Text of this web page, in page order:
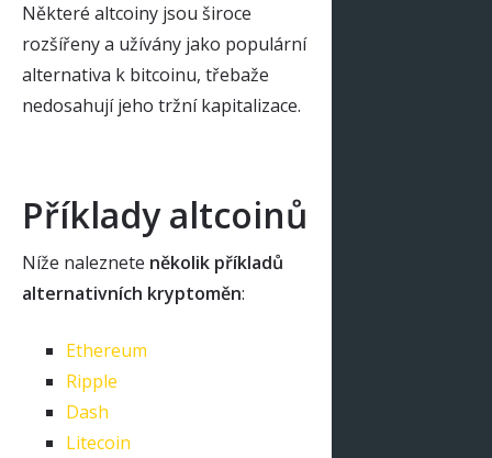
Některé altcoiny jsou široce
rozšířeny a užívány jako populární
alternativa k bitcoinu, třebaže
nedosahují jeho tržní kapitalizace.
Příklady altcoinů
Níže naleznete několik příkladů
alternativních kryptoměn:
Ethereum
Ripple
Dash
Litecoin